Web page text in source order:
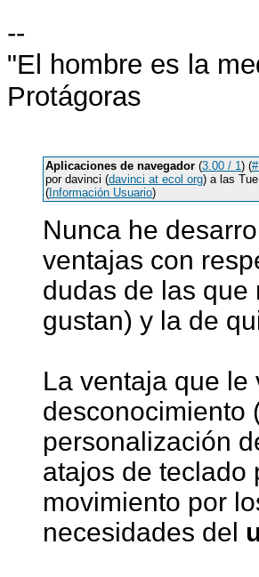
--
"El hombre es la
Protágoras
Aplicaciones de navegador (3.00 / 1) (
por davinci (davinci at ecol org) a las
( Información Usuario)
Nunca he
ventajas con
dudas de las que
gustan) y la de
La ventaja que
desconocimiento
personalización
atajos de teclado
movimiento por
necesidades del